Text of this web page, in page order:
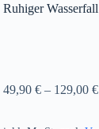
Ruhiger
49,90€ – 129,00€